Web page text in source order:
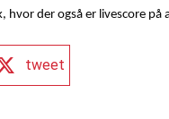
der også er livescore på
tweet